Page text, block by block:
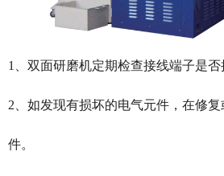
1、双面研磨机定期检查接线端子是否
2、如发现有损坏的电气元件，在修
件。